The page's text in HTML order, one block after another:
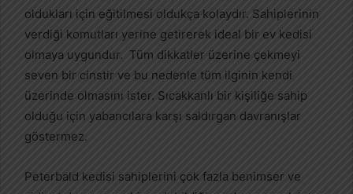
oldukları için eğitilmesi oldukça kolaydır. Sahiplerinin
verdiği komutları yerine getirerek ideal bir ev kedisi
olmaya uygundur. Tüm dikkatler üzerine çekmeyi
seven bir cinstir ve bu nedenle tüm ilginin kendi
üzerinde olmasını ister. Sıcakkanlı bir kişiliğe sahip
olduğu için yabancılara karşı saldırgan davranışlar
göstermez.
Peterbald kedisi sahiplerini çok fazla benimser ve